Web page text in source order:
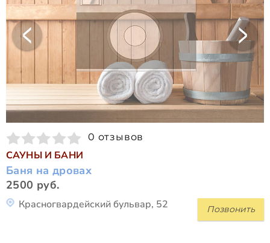
0 отзывов
САУНЫ И БАНИ
Баня на дровах
2500 руб.
Позвонить
Красногвардейский бульвар, 52